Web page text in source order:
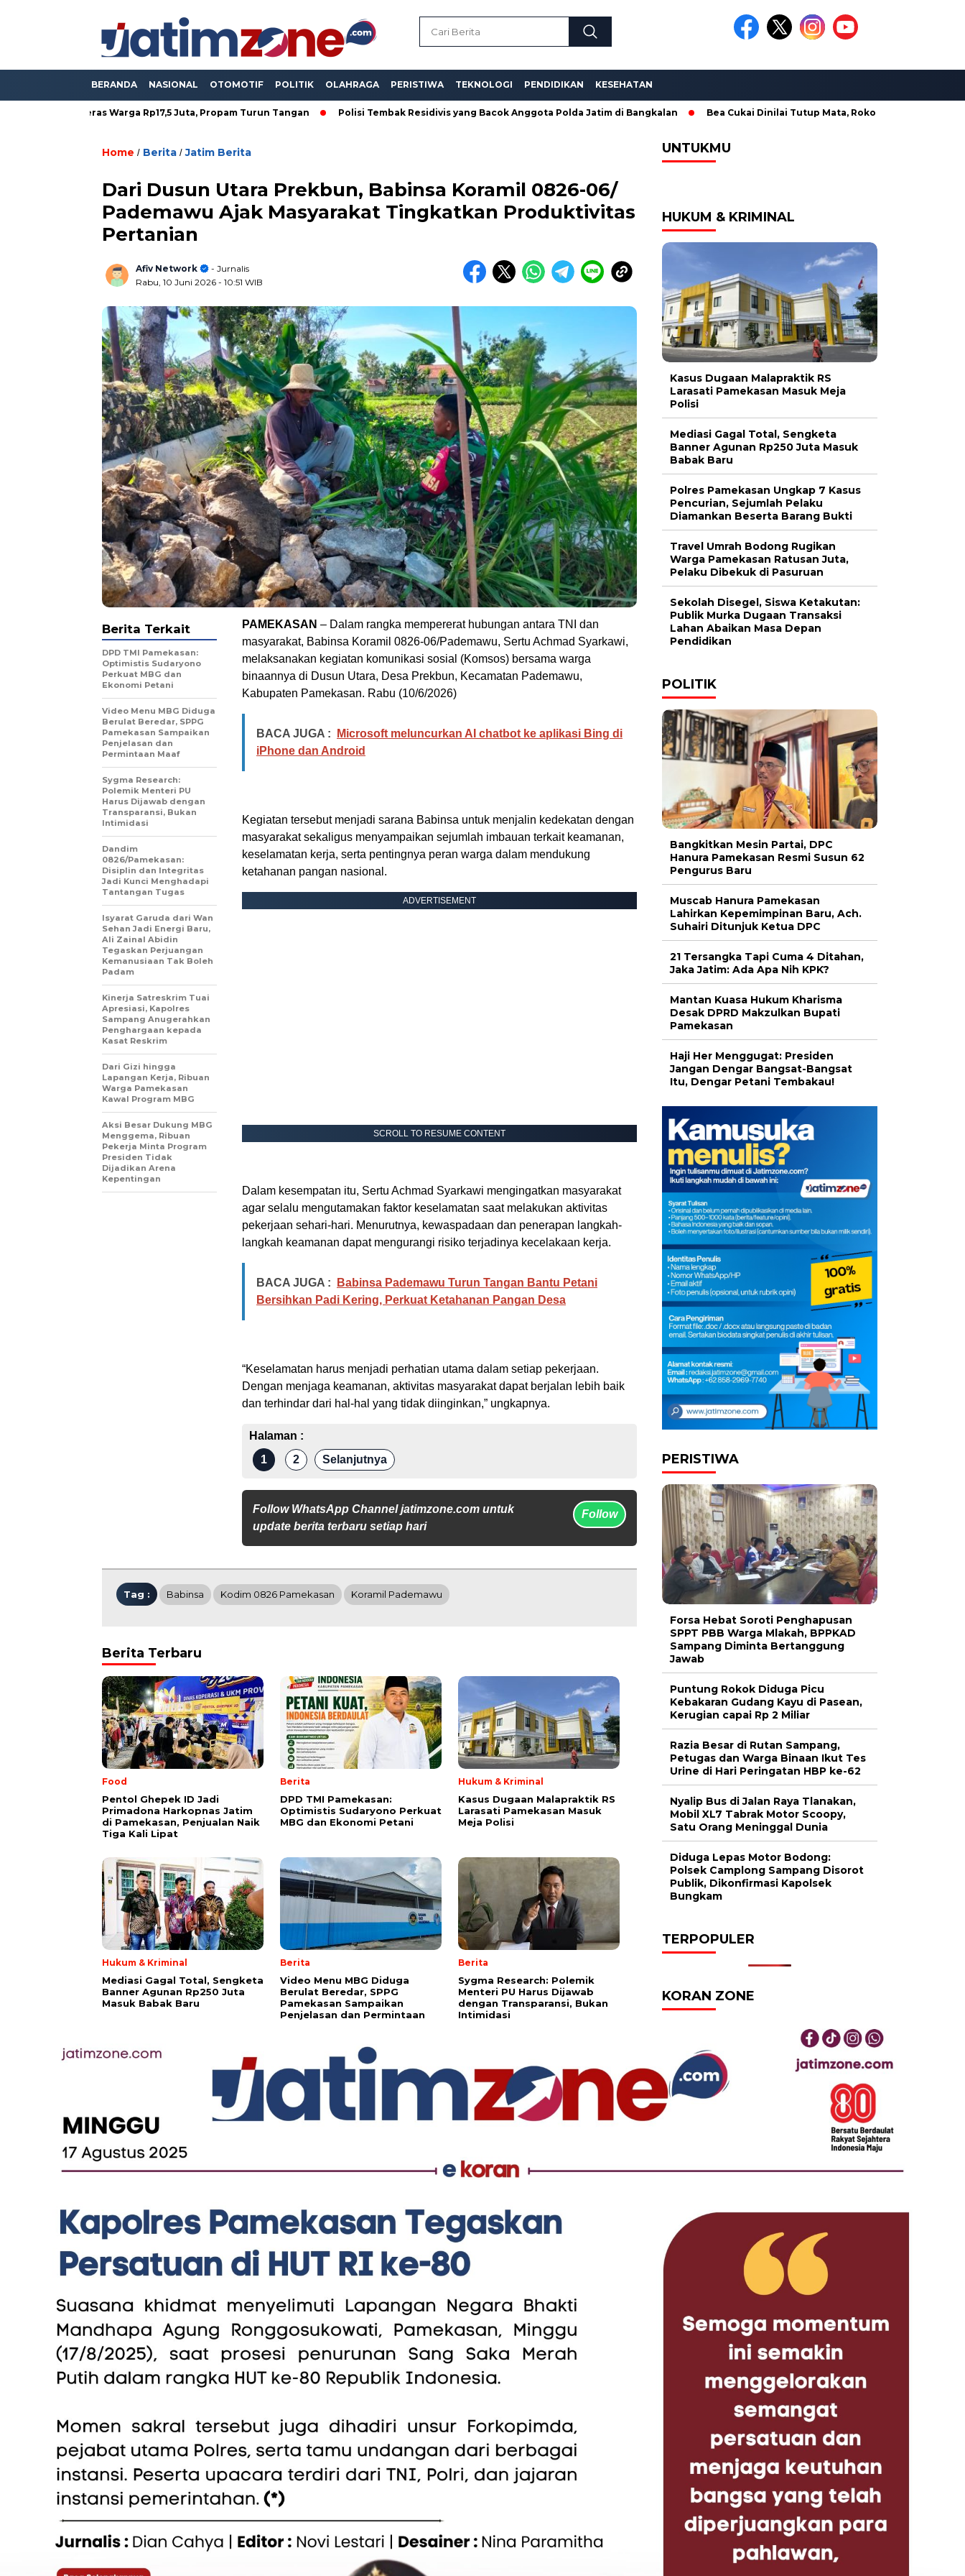
BERANDA NASIONAL OTOMOTIF POLITIK OLAHRAGA PERISTIWA TEKNOLOGI PENDIDIKAN KESEHATAN
Peras Warga Rp17,5 Juta, Propam Turun Tangan Polisi Tembak Residivis yang Bacok Anggota Polda Jatim di Bangkalan Bea Cukai Dinilai Tutup Mata, Rokok Ilegal Sinar Gudang Emas
Home / Berita /Jatim Berita
Dari Dusun Utara Prekbun, Babinsa Koramil 0826-06/
Pademawu Ajak Masyarakat Tingkatkan Produktivitas
Pertanian
Afiv Network
- Jurnalis
Rabu, 10 Juni 2026 - 10:51 WIB
PAMEKASAN – Dalam rangka mempererat hubungan antara TNI dan
masyarakat, Babinsa Koramil 0826-06/Pademawu, Sertu Achmad Syarkawi,
melaksanakan kegiatan komunikasi sosial (Komsos) bersama warga
binaannya di Dusun Utara, Desa Prekbun, Kecamatan Pademawu,
Kabupaten Pamekasan. Rabu (10/6/2026)
BACA JUGA :
Microsoft meluncurkan AI chatbot ke aplikasi Bing di
iPhone dan Android
Kegiatan tersebut menjadi sarana Babinsa untuk menjalin kedekatan dengan
masyarakat sekaligus menyampaikan sejumlah imbauan terkait keamanan,
keselamatan kerja, serta pentingnya peran warga dalam mendukung
ketahanan pangan nasional.
ADVERTISEMENT
SCROLL TO RESUME CONTENT
Dalam kesempatan itu, Sertu Achmad Syarkawi mengingatkan masyarakat
agar selalu mengutamakan faktor keselamatan saat melakukan aktivitas
pekerjaan sehari-hari. Menurutnya, kewaspadaan dan penerapan langkah-
langkah keamanan dapat mengurangi risiko terjadinya kecelakaan kerja.
BACA JUGA :
Babinsa Pademawu Turun Tangan Bantu Petani
Bersihkan Padi Kering, Perkuat Ketahanan Pangan Desa
“Keselamatan harus menjadi perhatian utama dalam setiap pekerjaan.
Dengan menjaga keamanan, aktivitas masyarakat dapat berjalan lebih baik
dan terhindar dari hal-hal yang tidak diinginkan,” ungkapnya.
Halaman :
1
2 Selanjutnya
Follow WhatsApp Channel jatimzone.com untuk
update berita terbaru setiap hari
Follow
Berita Terkait
DPD TMI Pamekasan:
Optimistis Sudaryono
Perkuat MBG dan
Ekonomi Petani
‎Video Menu MBG Diduga
Berulat Beredar, SPPG
Pamekasan Sampaikan
Penjelasan dan
Permintaan Maaf
Sygma Research:
Polemik Menteri PU
Harus Dijawab dengan
Transparansi, Bukan
Intimidasi
‎Dandim
0826/Pamekasan:
Disiplin dan Integritas
Jadi Kunci Menghadapi
Tantangan Tugas
‎Isyarat Garuda dari Wan
Sehan Jadi Energi Baru,
Ali Zainal Abidin
Tegaskan Perjuangan
Kemanusiaan Tak Boleh
Padam
Kinerja Satreskrim Tuai
Apresiasi, Kapolres
Sampang Anugerahkan
Penghargaan kepada
Kasat Reskrim
Dari Gizi hingga
Lapangan Kerja, Ribuan
Warga Pamekasan
Kawal Program MBG
Aksi Besar Dukung MBG
Menggema, Ribuan
Pekerja Minta Program
Presiden Tidak
Dijadikan Arena
Kepentingan
Tag : Babinsa Kodim 0826 Pamekasan Koramil Pademawu
Berita Terbaru
Food
Pentol Ghepek ID Jadi
Primadona Harkopnas Jatim
di Pamekasan, Penjualan Naik
Tiga Kali Lipat
Berita
DPD TMI Pamekasan:
Optimistis Sudaryono Perkuat
MBG dan Ekonomi Petani
Hukum & Kriminal
Kasus Dugaan Malapraktik RS
Larasati Pamekasan Masuk
Meja Polisi
Hukum & Kriminal
Mediasi Gagal Total, Sengketa
Banner Agunan Rp250 Juta
Masuk Babak Baru
Berita
‎Video Menu MBG Diduga
Berulat Beredar, SPPG
Pamekasan Sampaikan
Penjelasan dan Permintaan
Berita
Sygma Research: Polemik
Menteri PU Harus Dijawab
dengan Transparansi, Bukan
Intimidasi
UNTUKMU
HUKUM & KRIMINAL
Kasus Dugaan Malapraktik RS
Larasati Pamekasan Masuk Meja
Polisi
Mediasi Gagal Total, Sengketa
Banner Agunan Rp250 Juta Masuk
Babak Baru
Polres Pamekasan Ungkap 7 Kasus
Pencurian, Sejumlah Pelaku
Diamankan Beserta Barang Bukti
Travel Umrah Bodong Rugikan
Warga Pamekasan Ratusan Juta,
Pelaku Dibekuk di Pasuruan
Sekolah Disegel, Siswa Ketakutan:
Publik Murka Dugaan Transaksi
Lahan Abaikan Masa Depan
Pendidikan
POLITIK
Bangkitkan Mesin Partai, DPC
Hanura Pamekasan Resmi Susun 62
Pengurus Baru
Muscab Hanura Pamekasan
Lahirkan Kepemimpinan Baru, Ach.
Suhairi Ditunjuk Ketua DPC
21 Tersangka Tapi Cuma 4 Ditahan,
Jaka Jatim: Ada Apa Nih KPK?
Mantan Kuasa Hukum Kharisma
Desak DPRD Makzulkan Bupati
Pamekasan
Haji Her Menggugat: Presiden
Jangan Dengar Bangsat-Bangsat
Itu, Dengar Petani Tembakau!
PERISTIWA
Forsa Hebat Soroti Penghapusan
SPPT PBB Warga Mlakah, BPPKAD
Sampang Diminta Bertanggung
Jawab
Puntung Rokok Diduga Picu
Kebakaran Gudang Kayu di Pasean,
Kerugian capai Rp 2 Miliar
Razia Besar di Rutan Sampang,
Petugas dan Warga Binaan Ikut Tes
Urine di Hari Peringatan HBP ke-62
Nyalip Bus di Jalan Raya Tlanakan,
Mobil XL7 Tabrak Motor Scoopy,
Satu Orang Meninggal Dunia
Diduga Lepas Motor Bodong:
Polsek Camplong Sampang Disorot
Publik, Dikonfirmasi Kapolsek
Bungkam
TERPOPULER
KORAN ZONE